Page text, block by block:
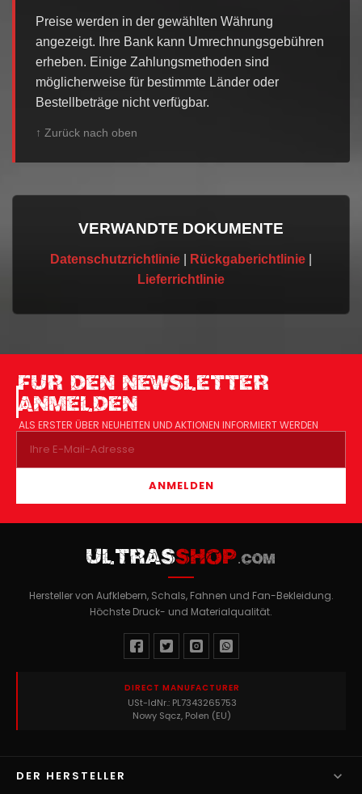
Preise werden in der gewählten Währung
angezeigt. Ihre Bank kann Umrechnungsgebühren
erheben. Einige Zahlungsmethoden sind
möglicherweise für bestimmte Länder oder
Bestellbeträge nicht verfügbar.
↑ Zurück nach oben
VERWANDTE DOKUMENTE
Datenschutzrichtlinie Rückgaberichtlinie
Lieferrichtlinie
FUR DEN NEWSLETTER
ANMELDEN
ALS ERSTER ÜBER NEUHEITEN UND AKTIONEN INFORMIERT WERDEN
ANMELDEN
ULTRASSHOP.COM
Hersteller von Aufklebern, Schals, Fahnen und Fan-Bekleidung.
Höchste Druck- und Materialqualität.
DIRECT MANUFACTURER
USt-IdNr.: PL7343265753
Nowy Sącz, Polen (EU)
DER HERSTELLER 